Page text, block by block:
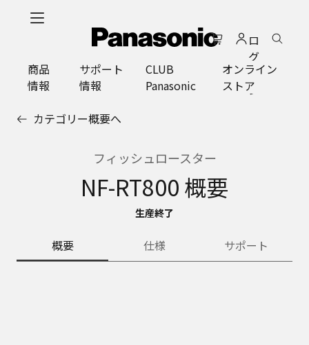
ロ
グ
イ
ン
商品
情報
サポート
情報
CLUB
Panasonic
オンライン
ストア
カテゴリー概要へ
フィッシュロースター
NF-RT800 概要
生産終了
概要 仕様 サポート